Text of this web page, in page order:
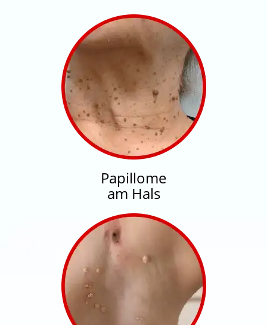
Papillome
am Hals